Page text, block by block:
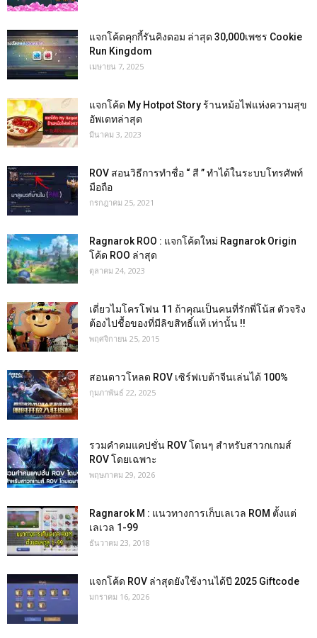
แจกโค้ดคุกกี้รันคิงดอม ล่าสุด 30,000เพชร Cookie
Run Kingdom
เมษายน 7, 2025
แจกโค้ด My Hotpot Story ร้านหม้อไฟแห่งความสุข
อัพเดทล่าสุด
มีนาคม 3, 2023
ROV สอนวิธีการทำชื่อ “ สี ” ทำได้ในระบบโทรศัพท์
มือถือ
กรกฎาคม 25, 2021
Ragnarok ROO : แจกโค้ดใหม่ Ragnarok Origin
โค้ด ROO ล่าสุด
ตุลาคม 24, 2023
เดี่ยวไมโครโฟน 11 ถ้าคุณเป็นคนที่รักพี่โน้ส ตัวจริง
ต้องไปชื้อของที่มีลิขสิทธิ์แท้ เท่านั้น !!
พฤศจิกายน 25, 2015
สอนดาวโหลด ROV เซิร์ฟเบต้าจีนเล่นได้ 100%
กุมภาพันธ์ 22, 2025
รวมคำคมแคปชั่น ROV โดนๆ สำหรับสาวกเกมส์
ROV โดยเฉพาะ
พฤษภาคม 29, 2026
Ragnarok M : แนวทางการเก็บเลเวล ROM ตั้งแต่
เลเวล 1-99
ธันวาคม 23, 2018
แจกโค้ด ROV ล่าสุดยังใช้งานได้ปี 2025 Giftcode
มกราคม 16, 2026